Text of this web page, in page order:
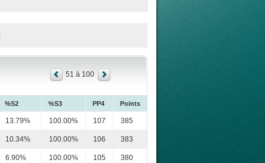
51 à 100
%S2 %S3 PP4 Points
13.79% 100.00% 107 385
10.34% 100.00% 106 383
6.90% 100.00% 105 380